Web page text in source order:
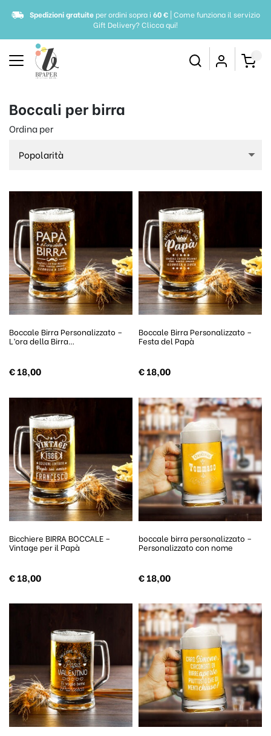
Spedizioni gratuiteper ordini sopra i 60 €| Come funziona il servizio
Gift Delivery?Clicca qui!
Boccali per birra
Ordina per
Boccale Birra Personalizzato –
L’ora della Birra…
€18,00
Boccale Birra Personalizzato –
Festa del Papà
€18,00
Bicchiere BIRRA BOCCALE –
Vintage per il Papà
€18,00
boccale birra personalizzato –
Personalizzato con nome
€18,00